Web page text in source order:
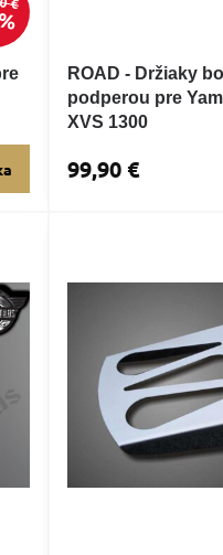
ROAD - Držiaky
podperou pre
XVS 1300
99,90 €